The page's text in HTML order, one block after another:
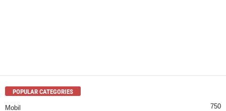
POPULAR CATEGORIES
Mobil 750